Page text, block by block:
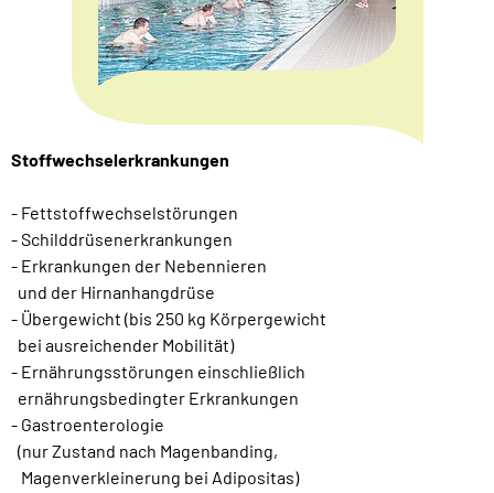
Stoffwechselerkrankungen
- Fettstoffwechselstörungen
- Schilddrüsenerkrankungen
- Erkrankungen der Nebennieren
und der Hirnanhangdrüse
- Übergewicht (bis 250 kg Körpergewicht
bei ausreichender Mobilität)
- Ernährungsstörungen einschließlich
ernährungsbedingter Erkrankungen
- Gastroenterologie
(nur Zustand nach Magenbanding,
Magenverkleinerung bei Adipositas)